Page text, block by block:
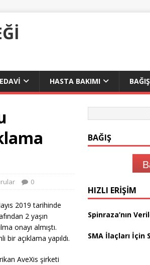
HASTA BAKIMI BAĞIŞ
0
2019 tarihinde
2 yaşın
onayı almıştı.
açıklama yapıldı.
AveXis şirketi
BAĞIŞ
HIZLI ERIŞIM
Spinraza’nın
SMA İlaçları İçin